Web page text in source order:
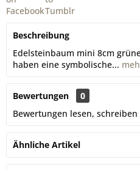
Beschreibung
Edelsteinbaum mini 8cm
haben eine symbolische...
Bewertungen
0
Bewertungen lesen,
Ähnliche Artikel